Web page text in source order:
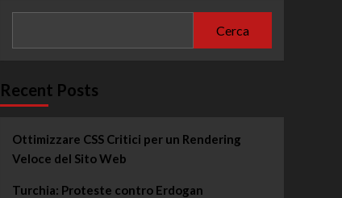
Cerca
Recent Posts
Ottimizzare CSS Critici per un Rendering
Veloce del Sito Web
Turchia: Proteste contro Erdogan